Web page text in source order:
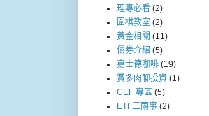
理專必看 (2)
圍棋教室 (2)
黃金相關 (11)
債券介紹 (5)
嘉士德咖啡 (19)
賞多肉聊投資 (1)
CEF 專區 (5)
ETF三兩事 (2)